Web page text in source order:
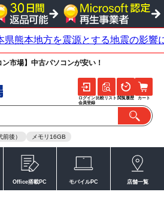
市場】中古パソコンが安い！
後） メモリ16GB
ログイン
会員登録
比較リスト 閲覧履歴 カート
Office搭載PC モバイルPC 店舗一覧